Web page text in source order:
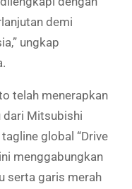
demi
ungkap
telah menerapkan
dari Mitsubishi
global “Drive
menggabungkan
serta garis merah